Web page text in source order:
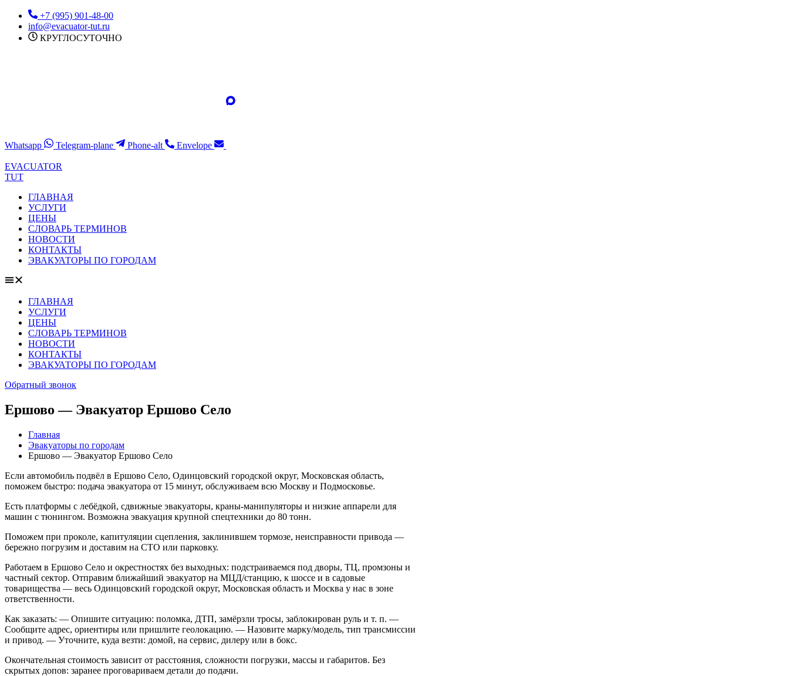
Перейти
содержимому
+7 (995) 901-48-00
info@evacuator-tut.ru
КРУГЛОСУТОЧНО
Whatsapp Telegram-plane Phone-alt Envelope
EVACUATOR
TUT
ГЛАВНАЯ
УСЛУГИ
ЦЕНЫ
СЛОВАРЬ ТЕРМИНОВ
НОВОСТИ
КОНТАКТЫ
ЭВАКУАТОРЫ ПО ГОРОДАМ
ГЛАВНАЯ
УСЛУГИ
ЦЕНЫ
СЛОВАРЬ ТЕРМИНОВ
НОВОСТИ
КОНТАКТЫ
ЭВАКУАТОРЫ ПО ГОРОДАМ
Обратный звонок
Ершово — Эвакуатор Ершово Село
Главная
Эвакуаторы по городам
Ершово — Эвакуатор Ершово Село
Если автомобиль подвёл в Ершово Село, Одинцовский городской округ, Московская область,
поможем быстро: подача эвакуатора от 15 минут, обслуживаем всю Москву и Подмосковье.
Есть платформы с лебёдкой, сдвижные эвакуаторы, краны-манипуляторы и низкие аппарели для
машин с тюнингом. Возможна эвакуация крупной спецтехники до 80 тонн.
Поможем при проколе, капитуляции сцепления, заклинившем тормозе, неисправности привода —
бережно погрузим и доставим на СТО или парковку.
Работаем в Ершово Село и окрестностях без выходных: подстраиваемся под дворы, ТЦ, промзоны и
частный сектор. Отправим ближайший эвакуатор на МЦД/станцию, к шоссе и в садовые
товарищества — весь Одинцовский городской округ, Московская область и Москва у нас в зоне
ответственности.
Как заказать: — Опишите ситуацию: поломка, ДТП, замёрзли тросы, заблокирован руль и т. п. —
Сообщите адрес, ориентиры или пришлите геолокацию. — Назовите марку/модель, тип трансмиссии
и привод. — Уточните, куда везти: домой, на сервис, дилеру или в бокс.
Окончательная стоимость зависит от расстояния, сложности погрузки, массы и габаритов. Без
скрытых допов: заранее проговариваем детали до подачи.